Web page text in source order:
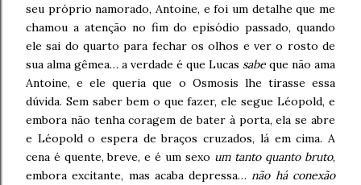
seu próprio namorado, Antoine, e foi um detalhe que me
chamou a atenção no fim do episódio passado, quando
ele sai do quarto para fechar os olhos e ver o rosto de
sua alma gêmea… a verdade é que Lucas sabe que não ama
Antoine, e ele queria que o Osmosis lhe tirasse essa
dúvida. Sem saber bem o que fazer, ele segue Léopold, e
embora não tenha coragem de bater à porta, ela se abre
e Léopold o espera de braços cruzados, lá em cima. A
cena é quente, breve, e é um sexo um tanto quanto bruto,
embora excitante, mas acaba depressa…não há conexão